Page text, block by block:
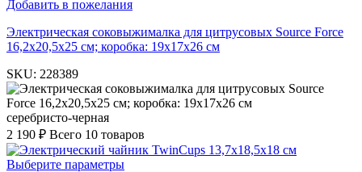
Добавить в пожелания
Электрическая соковыжималка для цитрусовых Source Force
16,2х20,5х25 см; коробка: 19х17х26 см
SKU: 228389
серебристо-черная
2 190 ₽ Всего 10 товаров
Выберите параметры